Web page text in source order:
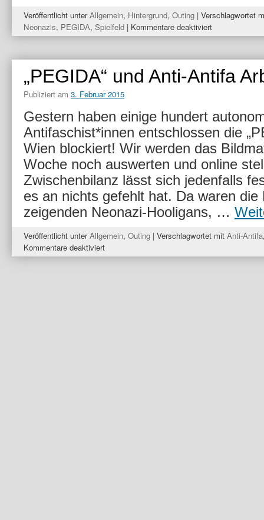
Veröffentlicht unter Allgemein, Hintergrund, Outing | Verschlagwortet
Neonazis, PEGIDA, Spielfeld | Kommentare deaktiviertfür
Chronik
Mobilisierung
„PEGIDA“ und Anti-Antifa
Publiziert am 3. Februar 2015
Gestern haben einige hundert
Antifaschist*innen entschlossen die
Wien blockiert! Wir werden das
Woche noch auswerten und online
Zwischenbilanz lässt sich jedenfalls
es an nichts gefehlt hat. Da waren die
zeigenden Neonazi-Hooligans, …
Veröffentlicht unter Allgemein, Outing | Verschlagwortet mit Anti-Antifa
Kommentare deaktiviertfür
„PEGIDA“